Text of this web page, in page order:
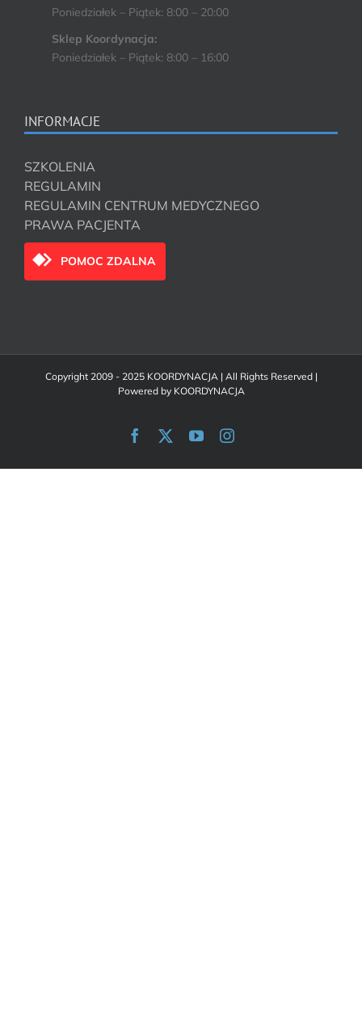
Poniedziałek – Piątek: 8:00 – 20:00
Sklep Koordynacja:
Poniedziałek – Piątek: 8:00 – 16:00
INFORMACJE
SZKOLENIA
REGULAMIN
REGULAMIN CENTRUM MEDYCZNEGO
PRAWA PACJENTA
POMOC ZDALNA
Copyright 2009 - 2025 KOORDYNACJA | All Rights Reserved |
Powered by KOORDYNACJA
Facebook YouTubeInstagram